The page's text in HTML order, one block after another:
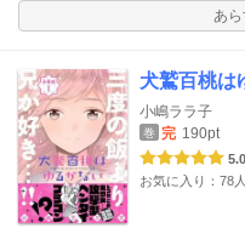
あ
犬鷲百桃は
小嶋ララ子
巻 完 190pt
5.0
お気に入り：78人